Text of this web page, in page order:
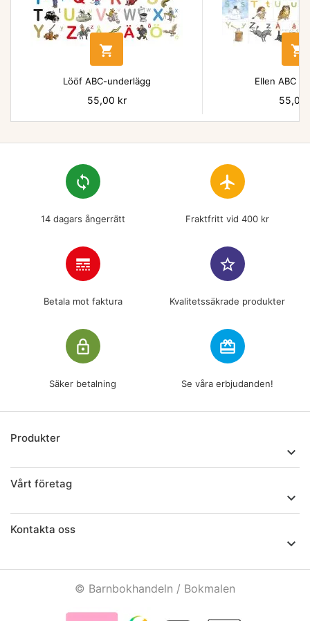

Lööf ABC-underlägg
Pris
55,00 kr

Ellen ABC
Pris
55,00
loop
14 dagars ångerrätt
flight
Fraktfritt vid 400 kr
line_style
Betala mot faktura
star_border
Kvalitetssäkrade produkter
lock_outline
Säker betalning
redeem
Se våra erbjudanden!
Produkter

Vårt företag

Kontakta oss

© Barnbokhandeln / Bokmalen